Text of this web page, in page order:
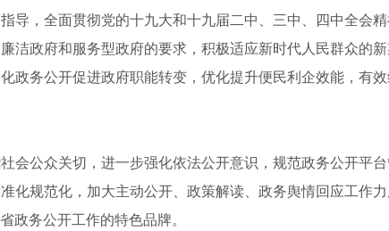
，全面贯彻党的十九大和十九届二中、三中、四中全会精
洁政府和服务型政府的要求，积极适应新时代人民群众的
政务公开促进政府职能转变，优化提升便民利企效能，有
公众关切，进一步强化依法公开意识，规范政务公开平
化规范化，加大主动公开、政策解读、政务舆情回应工作
政务公开工作的特色品牌。